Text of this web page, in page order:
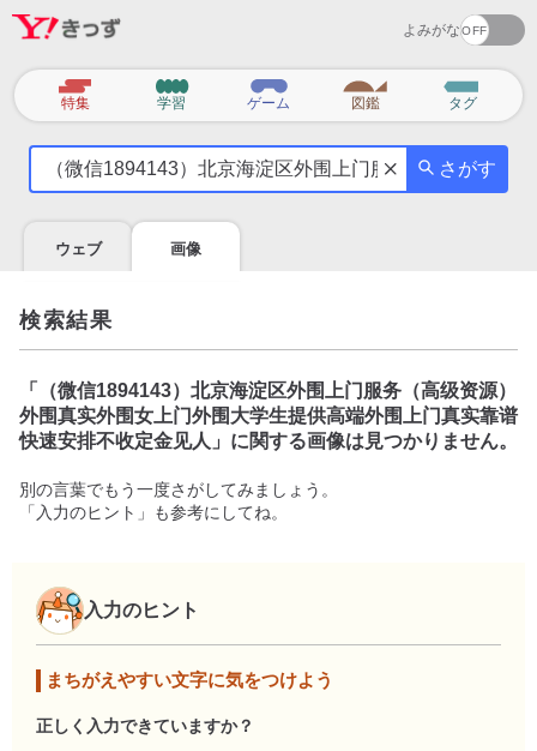
よみがな
カ
テ
特集 学習 ゲーム 図鑑 タグ
気
を
調
べ
よ
う
さがす
ウェブ 画像
検索結果
「
（微信1894143）北京海淀区外围上门服务（高级资源）
外围真实外围女上门外围大学生提供高端外围上门真实靠谱
快速安排不收定金见人 」に関する画像は見つかりません。
別の言葉でもう一度さがしてみましょう。
「入力のヒント」も参考にしてね。
入力のヒント
まちがえやすい文字に気をつけよう
正しく入力できていますか？